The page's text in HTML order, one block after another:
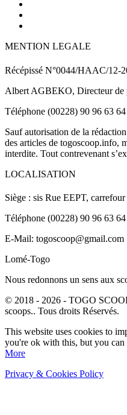
MENTION LEGALE
Récépissé N°0044/HAAC/12-
Albert AGBEKO, Directeur de
Téléphone (00228) 90 96 63 64
Sauf autorisation de la
des articles de togoscoop.info,
interdite. Tout contrevenant
LOCALISATION
Siège : sis Rue EEPT,
Téléphone (00228) 90 96 63 64
E-Mail: togoscoop@gmail.com
Lomé-Togo
Nous redonnons un sens aux
© 2018 - 2026 - TOGO
scoops.. Tous droits Réservés.
This website uses cookies to
you're ok with this, but you
More
Privacy & Cookies Policy